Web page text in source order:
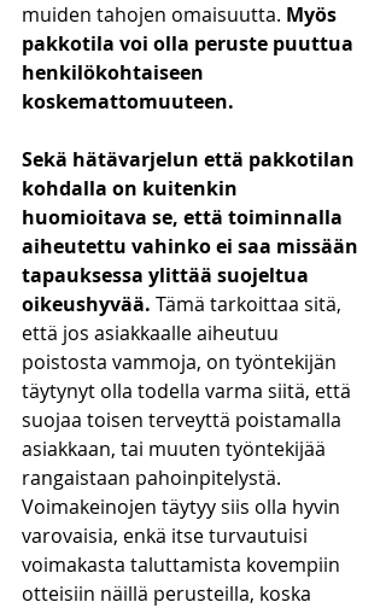
muiden tahojen omaisuutta. Myös
pakkotila voi olla peruste puuttua
henkilökohtaiseen
koskemattomuuteen.
Sekä hätävarjelun että pakkotilan
kohdalla on kuitenkin
huomioitava se, että toiminnalla
aiheutettu vahinko ei saa missään
tapauksessa ylittää suojeltua
oikeushyvää. Tämä tarkoittaa sitä,
että jos asiakkaalle aiheutuu
poistosta vammoja, on työntekijän
täytynyt olla todella varma siitä, että
suojaa toisen terveyttä poistamalla
asiakkaan, tai muuten työntekijää
rangaistaan pahoinpitelystä.
Voimakeinojen täytyy siis olla hyvin
varovaisia, enkä itse turvautuisi
voimakasta taluttamista kovempiin
otteisiin näillä perusteilla, koska